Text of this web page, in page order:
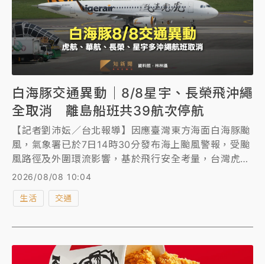
白海豚交通異動｜8/8星宇、長榮飛沖繩
全取消 離島船班共39航次停航
【記者劉沛妘／台北報導】因應臺灣東方海面白海豚颱
風，氣象署已於7日14時30分發布海上颱風警報，受颱
風路徑及外圍環流影響，基於飛行安全考量，台灣虎
航、長榮、華航、星宇8/8多班往返沖繩那霸航班取
消。另外，8/8離島船班共39航次停航。交通異動一次
看。
2026/08/08 10:04
生活 交通